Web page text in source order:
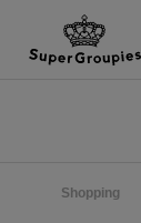
Shopping